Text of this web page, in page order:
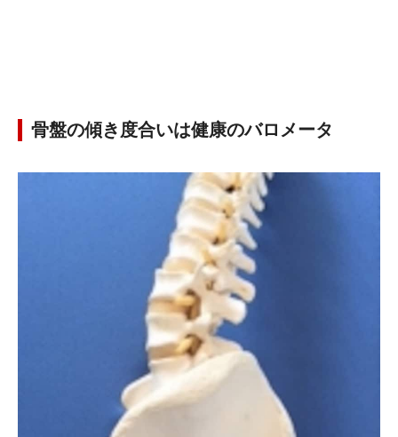
骨盤の傾き度合いは健康のバロメータ